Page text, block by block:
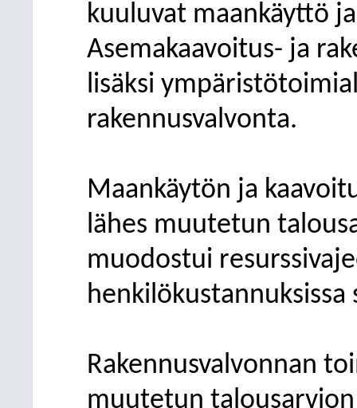
kuuluvat maankäyttö
Asemakaavoitus- ja
lisäksi
rakennusvalvonta.
Maankäytön ja
lähes muutetun
muodostui
Rakennusvalvonnan
muutetun